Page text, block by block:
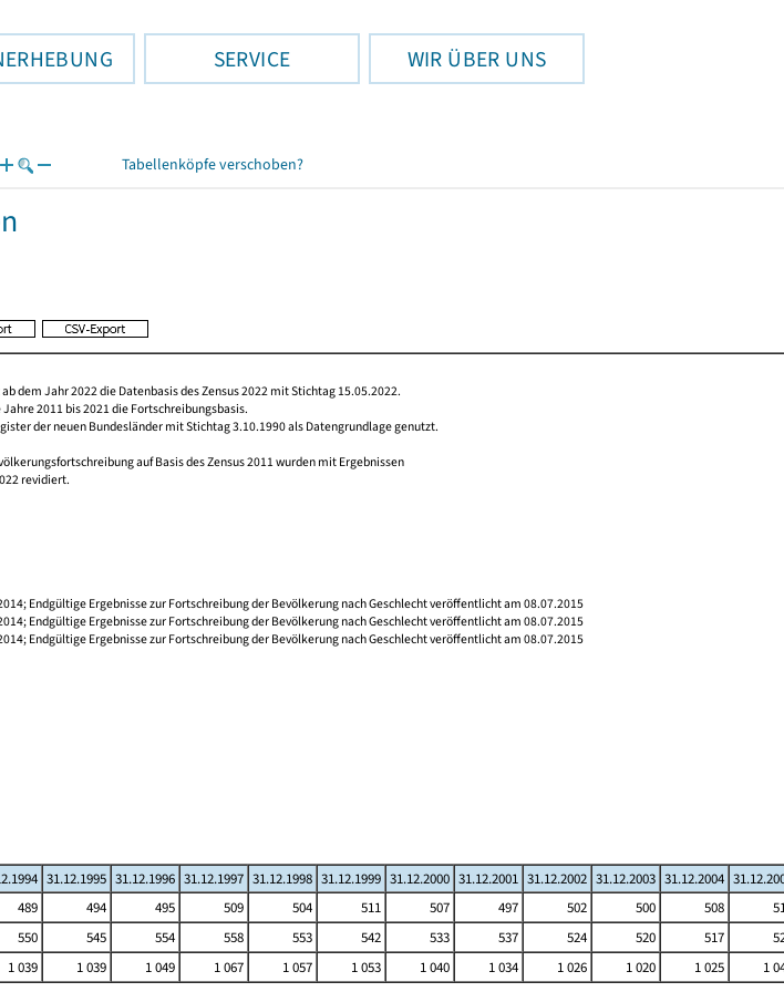
SERVICE WIR ÜBER UNS
Tabellenköpfe verschoben?
dem Jahr 2022 die Datenbasis des Zensus 2022 mit Stichtag 15.05.2022.
2011 bis 2021 die Fortschreibungsbasis.
der neuen Bundesländer mit Stichtag 3.10.1990 als Datengrundlage genutzt.
auf Basis des Zensus 2011 wurden mit Ergebnissen
revidiert.
Endgültige Ergebnisse zur Fortschreibung der Bevölkerung nach Geschlecht veröffentlicht am 08.07.2015
Endgültige Ergebnisse zur Fortschreibung der Bevölkerung nach Geschlecht veröffentlicht am 08.07.2015
Endgültige Ergebnisse zur Fortschreibung der Bevölkerung nach Geschlecht veröffentlicht am 08.07.2015
31.12.1995 31.12.1996 31.12.1997 31.12.1998 31.12.1999 31.12.2000 31.12.2001 31.12.2002 31.12.2003 31.12.2004
489 494 495 509 504 511 507 497 502 500 508
550 545 554 558 553 542 533 537 524 520 517
1 039 1 039 1 049 1 067 1 057 1 053 1 040 1 034 1 026 1 020 1 025 1